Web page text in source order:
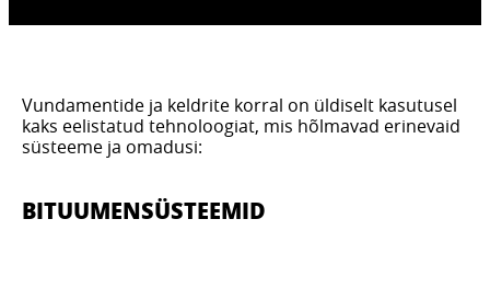
Vundamentide ja keldrite korral on üldiselt kasutusel
kaks eelistatud tehnoloogiat, mis hõlmavad erinevaid
süsteeme ja omadusi:
BITUUMENSÜSTEEMID